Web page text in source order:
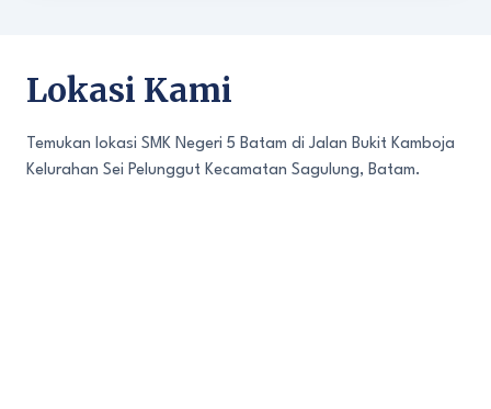
Lokasi Kami
Temukan lokasi SMK Negeri 5 Batam di Jalan Bukit Kamboja
Kelurahan Sei Pelunggut Kecamatan Sagulung, Batam.